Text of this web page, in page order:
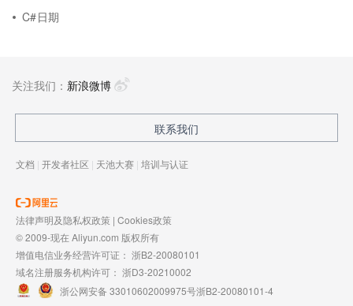
C#日期
关注我们： 新浪微博
联系我们
文档 | 开发者社区 | 天池大赛 | 培训与认证
法律声明及隐私权政策 | Cookies政策
© 2009-现在 Aliyun.com 版权所有
增值电信业务经营许可证： 浙B2-20080101
域名注册服务机构许可： 浙D3-20210002
浙公网安备 33010602009975号浙B2-20080101-4